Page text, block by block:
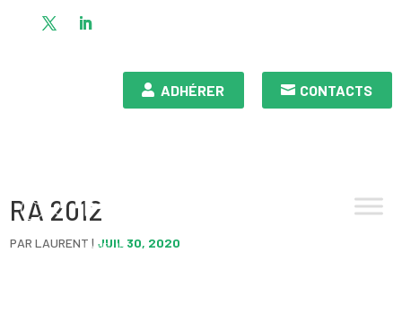
CONTACTS
ADHÉRER
RA 2012
PARLAURENT | JUIL 30, 2020